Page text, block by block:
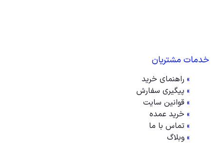
خدمات مشتریان
» راهنمای خرید
» پیگیری سفارش
» قوانین سایت
» خرید عمده
» تماس با ما
» وبلاگ